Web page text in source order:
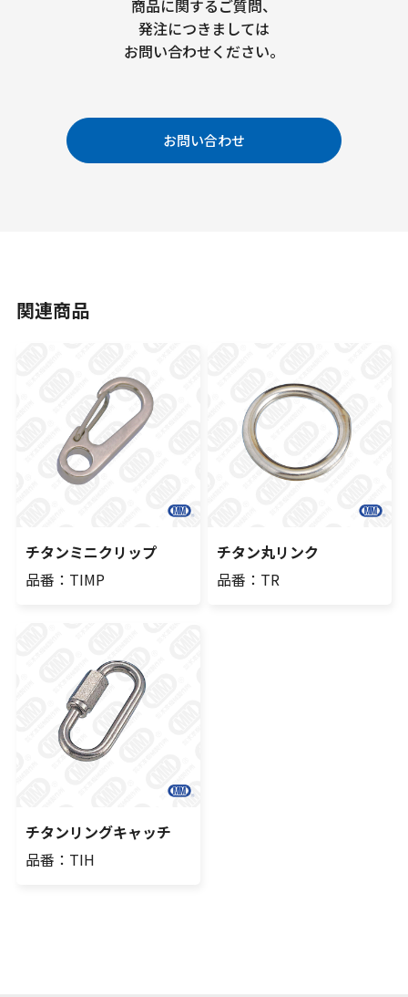
商品に関するご質問、
発注につきましては
お問い合わせください。
お問い合わせ
関連商品
チタンミニクリップ
品番：TIMP
チタン丸リンク
品番：TR
チタンリングキャッチ
品番：TIH